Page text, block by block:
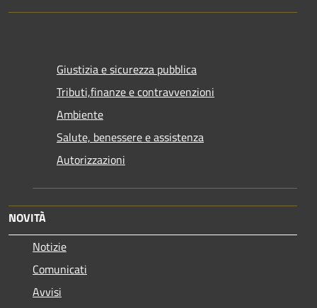
Giustizia e sicurezza pubblica
Tributi,finanze e contravvenzioni
Ambiente
Salute, benessere e assistenza
Autorizzazioni
NOVITÀ
Notizie
Comunicati
Avvisi